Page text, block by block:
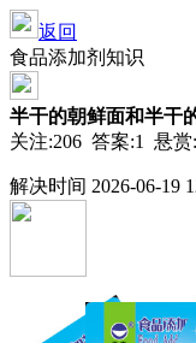
返回
食品添加剂知识
半干的朝鲜面和半干
关注:206 答案:1 悬赏
解决时间 2026-06-19
已